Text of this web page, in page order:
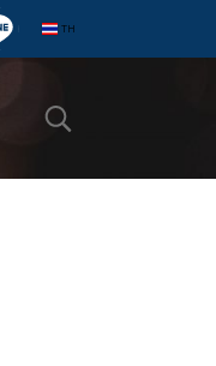
TH